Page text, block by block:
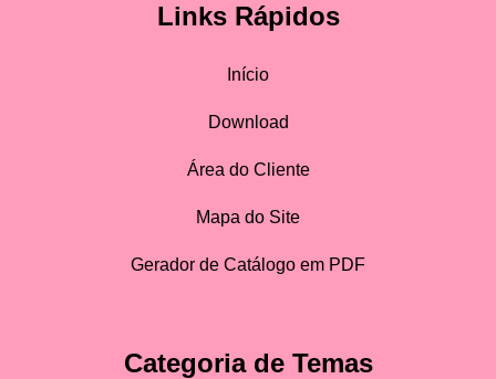
Links Rápidos
Início
Download
Área do Cliente
Mapa do Site
Gerador de Catálogo em PDF
Categoria de Temas